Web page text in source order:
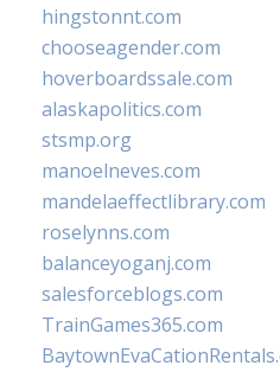
hingstonnt.com
chooseagender.com
hoverboardssale.com
alaskapolitics.com
stsmp.org
manoelneves.com
mandelaeffectlibrary.com
roselynns.com
balanceyoganj.com
salesforceblogs.com
TrainGames365.com